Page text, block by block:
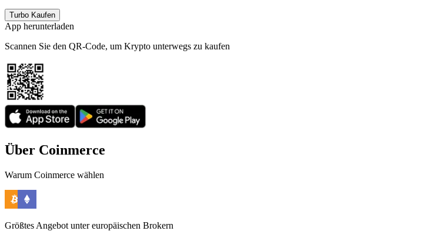
Turbo Kaufen
App herunterladen
Scannen Sie den QR-Code, um Krypto unterwegs zu kaufen
Über Coinmerce
Warum Coinmerce wählen
Größtes Angebot unter europäischen Brokern